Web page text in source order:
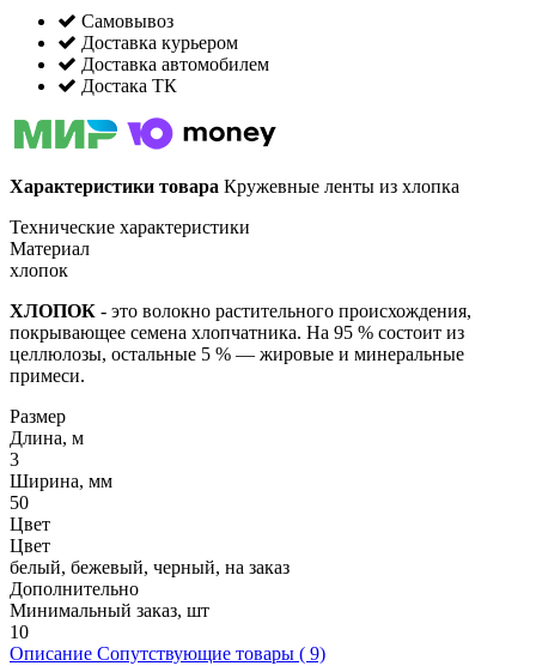
Самовывоз
Доставка курьером
Доставка автомобилем
Достака ТК
Характеристики товара Кружевные ленты из хлопка
Технические характеристики
Материал
хлопок
ХЛОПОК - это волокно растительного происхождения,
покрывающее семена хлопчатника. На 95 % состоит из
целлюлозы, остальные 5 % — жировые и минеральные
примеси.
Размер
Длина, м
3
Ширина, мм
50
Цвет
Цвет
белый, бежевый, черный, на заказ
Дополнительно
Минимальный заказ, шт
10
Описание Сопутствующие товары ( 9)